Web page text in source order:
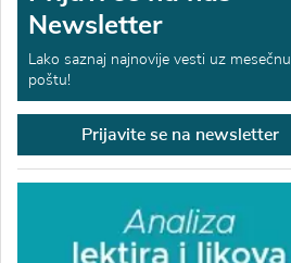
Newsletter
Lako saznaj najnovije vesti uz mesečnu
poštu!
Prijavite se na newsletter